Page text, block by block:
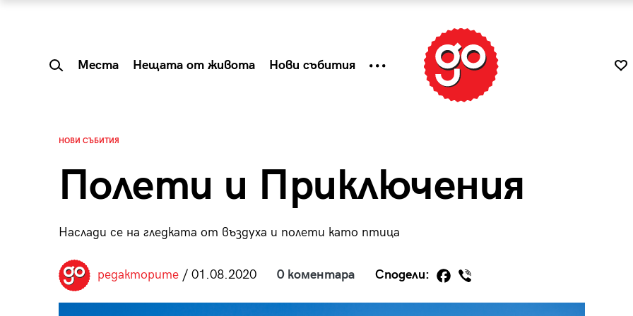
Места Нещата от живота Нови събития
НОВИ СЪБИТИЯ
Полети и Приключения
Наслади се на гледката от въздуха и полети като птица
редакторите/ 01.08.2020 0 коментара Сподели: